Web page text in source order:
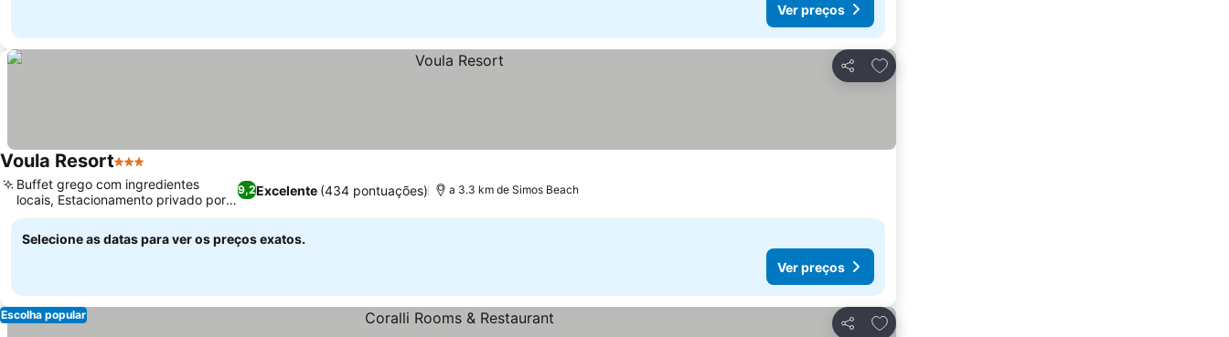
Ver preços
Partilhar
Adicionar aos favoritos
Voula Resort3 Estrelas
9,2Excelente (434 pontuações)
Buffet grego com ingredientes
locais, Estacionamento privado por
quarto
a 3.3 km de Simos Beach
Selecione as datas para ver os preços exatos.
Ver preços
Partilhar
Adicionar aos favoritos
Escolha popular